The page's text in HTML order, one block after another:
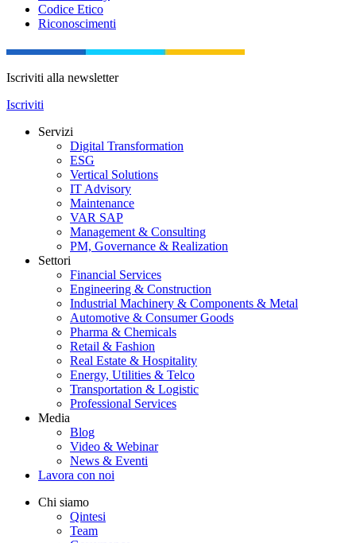
Codice Etico
Riconoscimenti
Iscriviti alla newsletter
Iscriviti
Servizi
Digital Transformation
ESG
Vertical Solutions
IT Advisory
Maintenance
VAR SAP
Management & Consulting
PM, Governance & Realization
Settori
Financial Services
Engineering & Construction
Industrial Machinery & Components & Metal
Automotive & Consumer Goods
Pharma & Chemicals
Retail & Fashion
Real Estate & Hospitality
Energy, Utilities & Telco
Transportation & Logistic
Professional Services
Media
Blog
Video & Webinar
News & Eventi
Lavora con noi
Chi siamo
Qintesi
Team